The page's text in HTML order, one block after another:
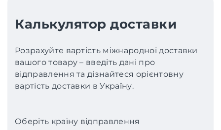
Калькулятор доставки
Розрахуйте вартість міжнародної доставки
вашого товару – введіть дані про
відправлення та дізнайтеся орієнтовну
вартість доставки в Україну.
Оберіть країну відправлення